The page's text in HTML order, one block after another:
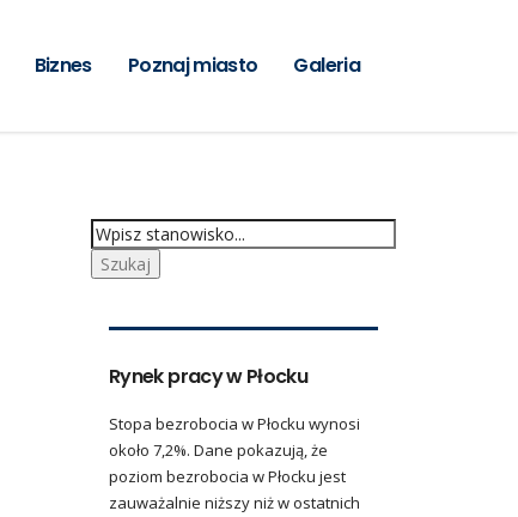
Biznes Poznaj miasto Galeria
Rynek pracy w Płocku
Stopa bezrobocia w Płocku wynosi
około 7,2%. Dane pokazują, że
poziom bezrobocia w Płocku jest
zauważalnie niższy niż w ostatnich